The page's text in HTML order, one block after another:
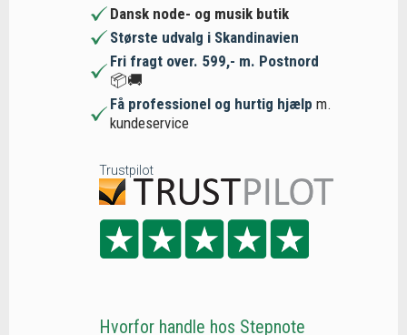
Dansk node- og musik butik
Største udvalg i Skandinavien
Fri fragt over. 599,- m. Postnord
📦🚚
Få professionel og hurtig hjælp m.
kundeservice
Trustpilot
Hvorfor handle hos Stepnote